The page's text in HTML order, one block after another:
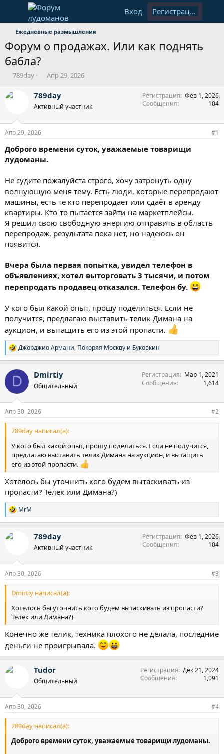
Вход Регистрация
Ежедневные размышления
Форум о продажах. Или как поднять
бабла?
А
т
т
м
ы
789day
Д
т
н
а
л
Апр 29, 2026
789day
Активный участник
Регистрация Фев 1, 2026
Сообщения
104
Апр 29, 2026 #1
Доброго времени суток, уважаемые товарищи
лудоманы.
Не судите пожалуйста строго, хочу затронуть одну
волнующую меня тему. Есть люди, которые перепродают
машины, есть те кто перепродает или сдаёт в аренду
квартиры. Кто-то пытается зайти на маркетплейсы.
Я решил свою свободную энергию отправить в область
перепродаж, результата пока нет, но надеюсь он
появится.
Вчера была первая попытка, увидел телефон в
объявлениях, хотел выторговать 3 тысячи, и потом
перепродать продавец отказался. Телефон бу.
У кого был какой опыт, прошу поделиться. Если не
получится, предлагаю выставить телик Димана на
аукцион, и вытащить его из этой пропасти.
Р
е
к
и
Джорджио Армани, Покоряя Москву и Буковкин
D Dmirtiy
Общительный
Регистрация
Мар 1, 2021
Сообщения
1,614
Апр 30, 2026 #2
789day написал(а):
У кого был какой опыт, прошу поделиться. Если не получится,
предлагаю выставить телик Димана на аукцион, и вытащить
его из этой пропасти.
Хотелось бы уточнить кого будем вытаскивать из
пропасти? Телек или Димана?)
Р
е
к
MrM
789day
Активный участник
Регистрация Фев 1, 2026
Сообщения
104
Апр 30, 2026 #3
Dmirtiy написал(а):
Хотелось бы уточнить кого будем вытаскивать из пропасти?
Телек или Димана?)
Конечно же телик, техника плохого не делала, последние
деньги не проигрывала.
Tudor
Общительный
Регистрация Дек 21, 2024
Сообщения
1,091
Апр 30, 2026 #4
789day написал(а):
Доброго времени суток, уважаемые товарищи лудоманы.